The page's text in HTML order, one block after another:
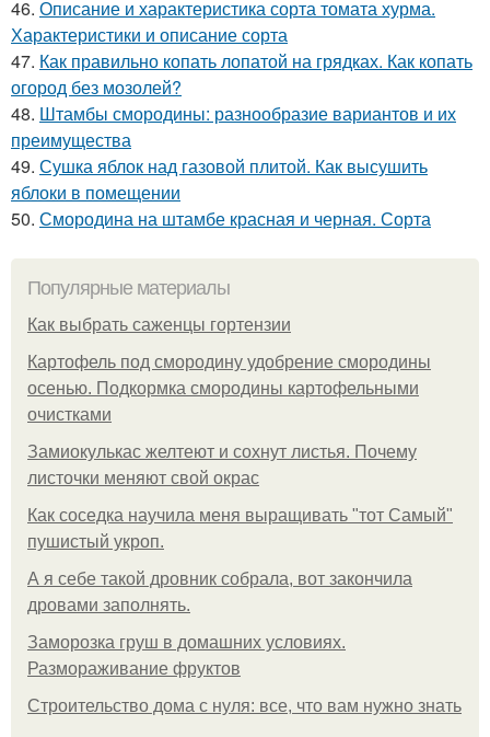
46. Описание и характеристика сорта томата хурма.
Характеристики и описание сорта
47. Как правильно копать лопатой на грядках. Как копать
огород без мозолей?
48. Штамбы смородины: разнообразие вариантов и их
преимущества
49. Сушка яблок над газовой плитой. Как высушить
яблоки в помещении
50. Смородина на штамбе красная и черная. Сорта
Популярные материалы
Как выбрать саженцы гортензии
Картофель под смородину удобрение смородины
осенью. Подкормка смородины картофельными
очистками
Замиокулькас желтеют и сохнут листья. Почему
листочки меняют свой окрас
Как соседка научила меня выращивать "тот Самый"
пушистый укроп.
А я себе такой дровник собрала, вот закончила
дровами заполнять.
Заморозка груш в домашних условиях.
Размораживание фруктов
Строительство дома с нуля: все, что вам нужно знать